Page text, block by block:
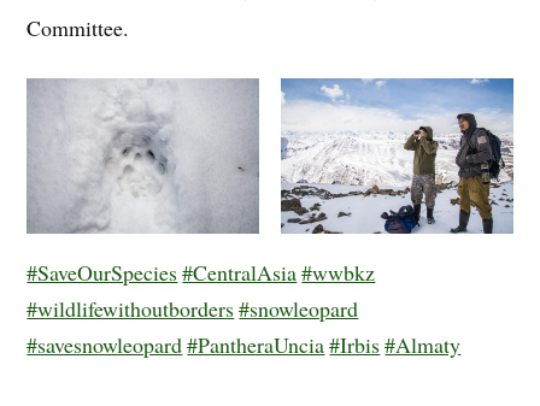
Committee.
#SaveOurSpecies#CentralAsia#wwbkz
#wildlifewithoutborders#snowleopard
#savesnowleopard#PantheraUncia#Irbis#Almaty